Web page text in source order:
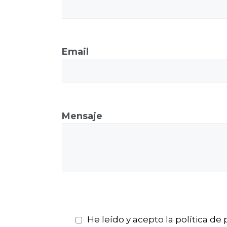
Email
Mensaje
He leído y acepto la política de